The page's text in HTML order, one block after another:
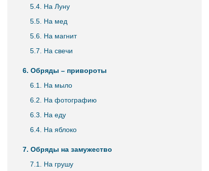
5.4. На Луну
5.5. На мед
5.6. На магнит
5.7. На свечи
6. Обряды – привороты
6.1. На мыло
6.2. На фотографию
6.3. На еду
6.4. На яблоко
7. Обряды на замужество
7.1. На грушу